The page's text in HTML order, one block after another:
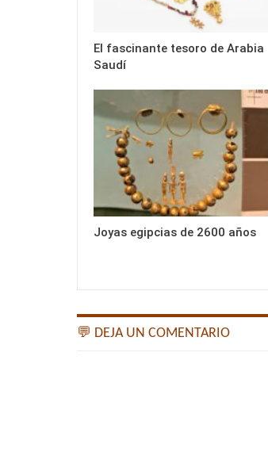
El fascinante tesoro de Arabia
Saudí
Joyas egipcias de 2600 años
💬 DEJA UN COMENTARIO